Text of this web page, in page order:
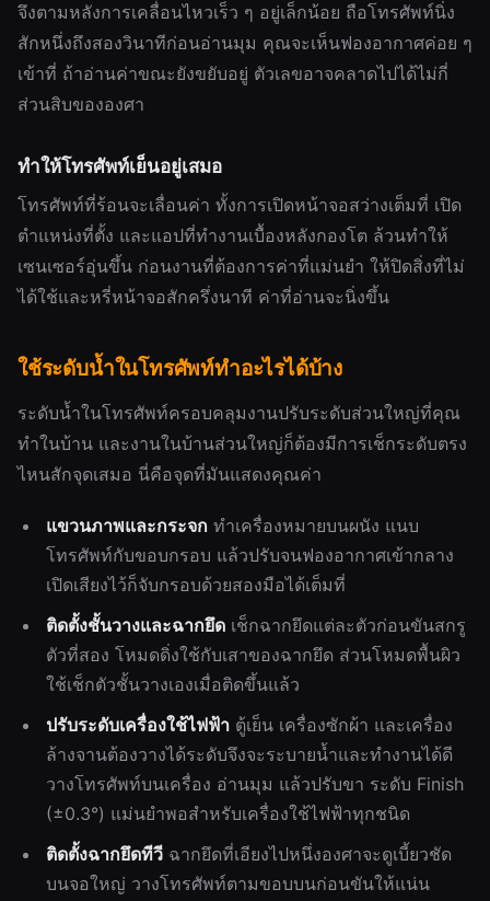
จึงตามหลังการเคลื่อนไหวเร็ว ๆ อยู่เล็กน้อย ถือโทรศัพท์นิ่ง
สักหนึ่งถึงสองวินาทีก่อนอ่านมุม คุณจะเห็นฟองอากาศค่อย ๆ
เข้าที่ ถ้าอ่านค่าขณะยังขยับอยู่ ตัวเลขอาจคลาดไปได้ไม่กี่
ส่วนสิบขององศา
ทำให้โทรศัพท์เย็นอยู่เสมอ
โทรศัพท์ที่ร้อนจะเลื่อนค่า ทั้งการเปิดหน้าจอสว่างเต็มที่ เปิด
ตำแหน่งที่ตั้ง และแอปที่ทำงานเบื้องหลังกองโต ล้วนทำให้
เซนเซอร์อุ่นขึ้น ก่อนงานที่ต้องการค่าที่แม่นยำ ให้ปิดสิ่งที่ไม่
ได้ใช้และหรี่หน้าจอสักครึ่งนาที ค่าที่อ่านจะนิ่งขึ้น
ใช้ระดับน้ำในโทรศัพท์ทำอะไรได้บ้าง
ระดับน้ำในโทรศัพท์ครอบคลุมงานปรับระดับส่วนใหญ่ที่คุณ
ทำในบ้าน และงานในบ้านส่วนใหญ่ก็ต้องมีการเช็กระดับตรง
ไหนสักจุดเสมอ นี่คือจุดที่มันแสดงคุณค่า
แขวนภาพและกระจก ทำเครื่องหมายบนผนัง แนบ
โทรศัพท์กับขอบกรอบ แล้วปรับจนฟองอากาศเข้ากลาง
เปิดเสียงไว้ก็จับกรอบด้วยสองมือได้เต็มที่
ติดตั้งชั้นวางและฉากยึด เช็กฉากยึดแต่ละตัวก่อนขันสกรู
ตัวที่สอง โหมดดิ่งใช้กับเสาของฉากยึด ส่วนโหมดพื้นผิว
ใช้เช็กตัวชั้นวางเองเมื่อติดขึ้นแล้ว
ปรับระดับเครื่องใช้ไฟฟ้า ตู้เย็น เครื่องซักผ้า และเครื่อง
ล้างจานต้องวางได้ระดับจึงจะระบายน้ำและทำงานได้ดี
วางโทรศัพท์บนเครื่อง อ่านมุม แล้วปรับขา ระดับ Finish
(±0.3°) แม่นยำพอสำหรับเครื่องใช้ไฟฟ้าทุกชนิด
ติดตั้งฉากยึดทีวี ฉากยึดที่เอียงไปหนึ่งองศาจะดูเบี้ยวชัด
บนจอใหญ่ วางโทรศัพท์ตามขอบบนก่อนขันให้แน่น